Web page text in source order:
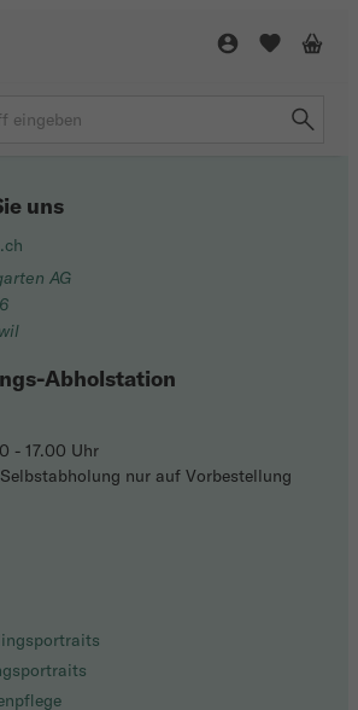
uns
AG
Abholstation
- 17.00 Uhr
nur auf Vorbestellung